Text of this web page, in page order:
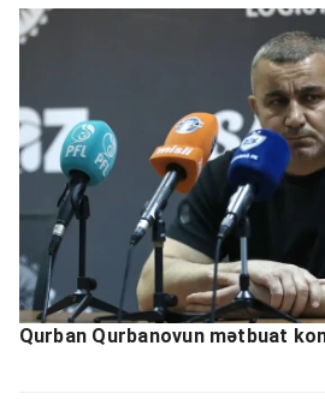
Qurban Qurbanovun mətbuat